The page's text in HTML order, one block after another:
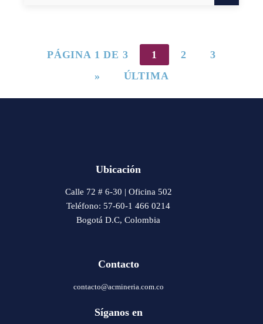
PÁGINA 1 DE 3 1 2
3
»
ÚLTIMA
Ubicación
Calle 72 # 6-30 | Oficina 502
Teléfono: 57-60-1 466 0214
Bogotá D.C, Colombia
Contacto
contacto@acmineria.com.co
Síganos en